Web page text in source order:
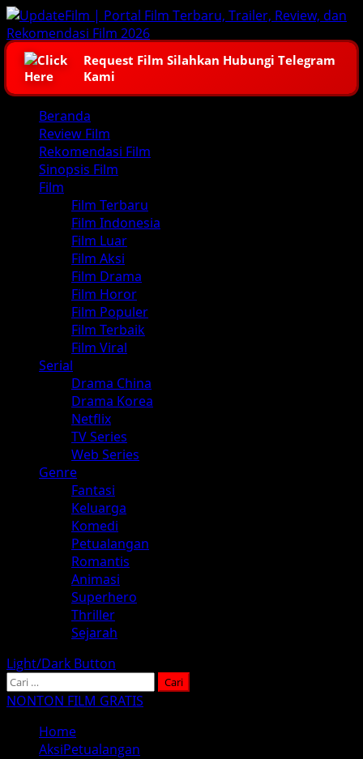
Skip
to
content
Request Film Silahkan Hubungi Telegram
Kami
Primary
Menu
Beranda
Review Film
Rekomendasi Film
Sinopsis Film
Film
Film Terbaru
Film Indonesia
Film Luar
Film Aksi
Film Drama
Film Horor
Film Populer
Film Terbaik
Film Viral
Serial
Drama China
Drama Korea
Netflix
TV Series
Web Series
Genre
Fantasi
Keluarga
Komedi
Petualangan
Romantis
Animasi
Superhero
Thriller
Sejarah
Light/Dark Button
Cari
untuk:
NONTON FILM GRATIS
Home
AksiPetualangan